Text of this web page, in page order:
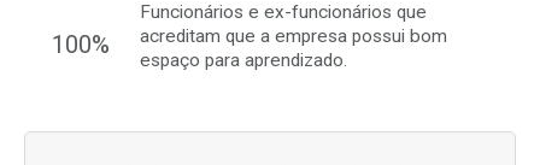
100%
Funcionários e ex-funcionários que
acreditam que a empresa possui bom
espaço para aprendizado.